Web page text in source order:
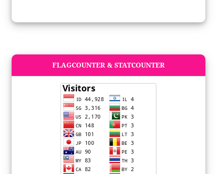
FLAGCOUNTER & STATCOUNTER